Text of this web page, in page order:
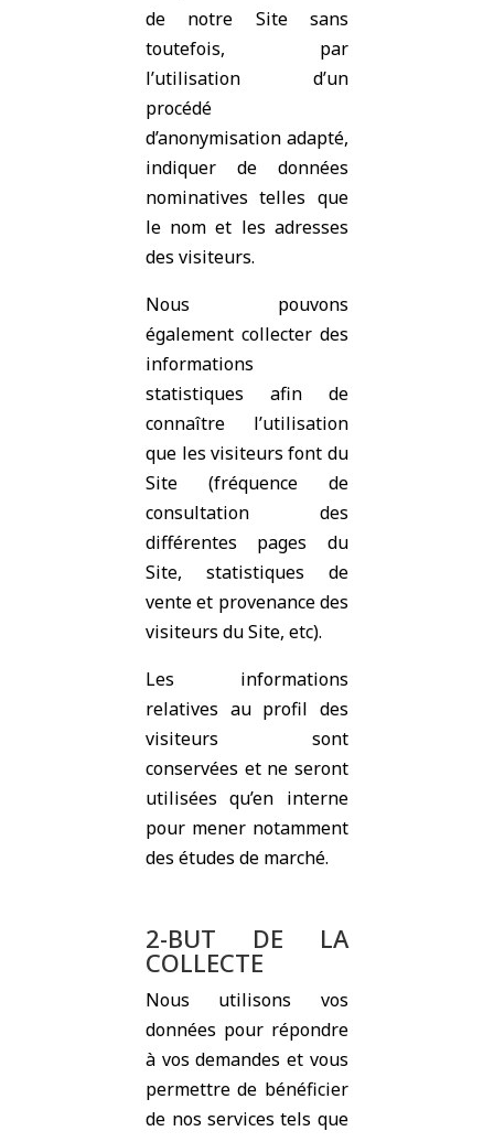
de notre Site sans
toutefois, par
l’utilisation d’un
procédé
d’anonymisation adapté,
indiquer de données
nominatives telles que
le nom et les adresses
des visiteurs.
Nous pouvons
également collecter des
informations
statistiques afin de
connaître l’utilisation
que les visiteurs font du
Site (fréquence de
consultation des
différentes pages du
Site, statistiques de
vente et provenance des
visiteurs du Site, etc).
Les informations
relatives au profil des
visiteurs sont
conservées et ne seront
utilisées qu’en interne
pour mener notamment
des études de marché.
2-BUT DE LA
COLLECTE
Nous utilisons vos
données pour répondre
à vos demandes et vous
permettre de bénéficier
de nos services tels que